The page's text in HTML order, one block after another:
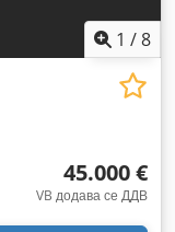
1 /8
45.000 €
VB додава се ДДВ